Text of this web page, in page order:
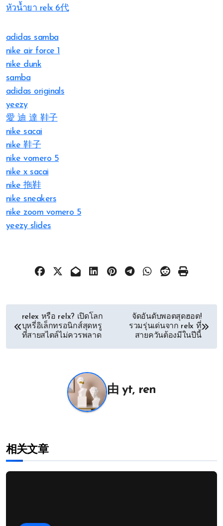
หัวน้ำยา relx 6代
adidas samba
nike air force 1
nike dunk
samba
adidas originals
yeezy
愛 迪 達 鞋子
nike sacai
nike 鞋子
nike vomero 5
nike x sacai
nike 拖鞋
nike sneakers
nike zoom vomero 5
yeezy slides
relex หรือ relx? เปิดโลก
บุหรี่อิเล็กทรอนิกส์สุดหรู
ที่สายสไตล์ไม่ควรพลาด
จัดอันดับพอตสุดฮอต!
รวมรุ่นเด่นจาก relx ที่
สายควันต้องมีในปีนี้
由yt, ren
相关文章